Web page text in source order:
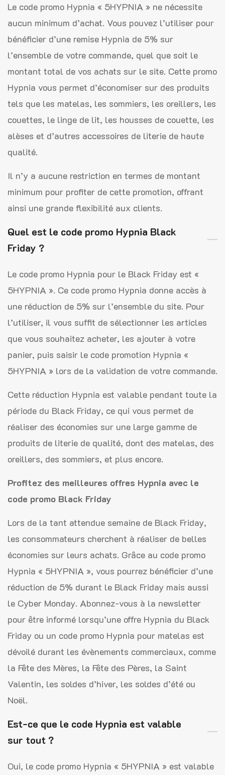
Le code promo Hypnia « 5HYPNIA » ne nécessite
aucun minimum d’achat. Vous pouvez l’utiliser pour
bénéficier d’une remise Hypnia de 5% sur
l’ensemble de votre commande, quel que soit le
montant total de vos achats sur le site. Cette promo
Hypnia vous permet d’économiser sur des produits
tels que les matelas, les sommiers, les oreillers, les
couettes, le linge de lit, les housses de couette, les
alèses et d’autres accessoires de literie de haute
qualité.
Il n’y a aucune restriction en termes de montant
minimum pour profiter de cette promotion, offrant
ainsi une grande flexibilité aux clients.
Quel est le code promo Hypnia Black
Friday ?
Le code promo Hypnia pour le Black Friday est «
5HYPNIA ». Ce code promo Hypnia donne accès à
une réduction de 5% sur l’ensemble du site. Pour
l’utiliser, il vous suffit de sélectionner les articles
que vous souhaitez acheter, les ajouter à votre
panier, puis saisir le code promotion Hypnia «
5HYPNIA » lors de la validation de votre commande.
Cette réduction Hypnia est valable pendant toute la
période du Black Friday, ce qui vous permet de
réaliser des économies sur une large gamme de
produits de literie de qualité, dont des matelas, des
oreillers, des sommiers, et plus encore.
Profitez des meilleures offres Hypnia avec le
code promo Black Friday
Lors de la tant attendue semaine de Black Friday,
les consommateurs cherchent à réaliser de belles
économies sur leurs achats. Grâce au code promo
Hypnia « 5HYPNIA », vous pourrez bénéficier d’une
réduction de 5% durant le Black Friday mais aussi
le Cyber Monday. Abonnez-vous à la newsletter
pour être informé lorsqu’une offre Hypnia du Black
Friday ou un code promo Hypnia pour matelas est
dévoilé durant les évènements commerciaux, comme
la Fête des Mères, la Fête des Pères, la Saint
Valentin, les soldes d’hiver, les soldes d’été ou
Noël.
Est-ce que le code Hypnia est valable
sur tout ?
Oui, le code promo Hypnia « 5HYPNIA » est valable